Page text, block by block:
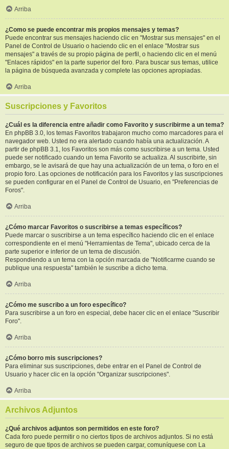
Arriba
¿Como se puede encontrar mis propios mensajes y temas?
Puede encontrar sus mensajes haciendo clic en "Mostrar sus mensajes" en el
Panel de Control de Usuario o haciendo clic en el enlace "Mostrar sus
mensajes" a través de su propio página de perfil, o haciendo clic en el menú
"Enlaces rápidos" en la parte superior del foro. Para buscar sus temas, utilice
la página de búsqueda avanzada y complete las opciones apropiadas.
Arriba
Suscripciones y Favoritos
¿Cuál es la diferencia entre añadir como Favorito y suscribirme a un tema?
En phpBB 3.0, los temas Favoritos trabajaron mucho como marcadores para el
navegador web. Usted no era alertado cuando había una actualización. A
partir de phpBB 3.1, los Favoritos son más como suscribirse a un tema. Usted
puede ser notificado cuando un tema Favorito se actualiza. Al suscribirte, sin
embargo, se le avisará de que hay una actualización de un tema, o foro en el
propio foro. Las opciones de notificación para los Favoritos y las suscripciones
se pueden configurar en el Panel de Control de Usuario, en "Preferencias de
Foros".
Arriba
¿Cómo marcar Favoritos o suscribirse a temas específicos?
Puede marcar o suscribirse a un tema específico haciendo clic en el enlace
correspondiente en el menú "Herramientas de Tema", ubicado cerca de la
parte superior e inferior de un tema de discusión.
Respondiendo a un tema con la opción marcada de "Notificarme cuando se
publique una respuesta" también le suscribe a dicho tema.
Arriba
¿Cómo me suscribo a un foro específico?
Para suscribirse a un foro en especial, debe hacer clic en el enlace "Suscribir
Foro".
Arriba
¿Cómo borro mis suscripciones?
Para eliminar sus suscripciones, debe entrar en el Panel de Control de
Usuario y hacer clic en la opción "Organizar suscripciones".
Arriba
Archivos Adjuntos
¿Qué archivos adjuntos son permitidos en este foro?
Cada foro puede permitir o no ciertos tipos de archivos adjuntos. Si no está
seguro de que tipos de archivos se pueden cargar, comuníquese con La